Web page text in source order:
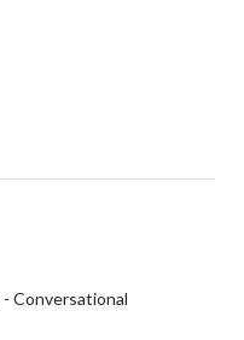
- Conversational